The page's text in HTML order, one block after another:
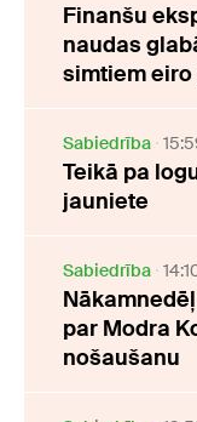
Finanšu
naudas
simtiem eiro
Sabiedrība
Teikā pa
jauniete
Sabiedrība
par Modra
nošaušanu